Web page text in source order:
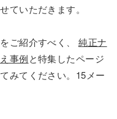
ていただきます。
ご紹介すべく、純正ナ
事例と特集したページ
みてください。15メー